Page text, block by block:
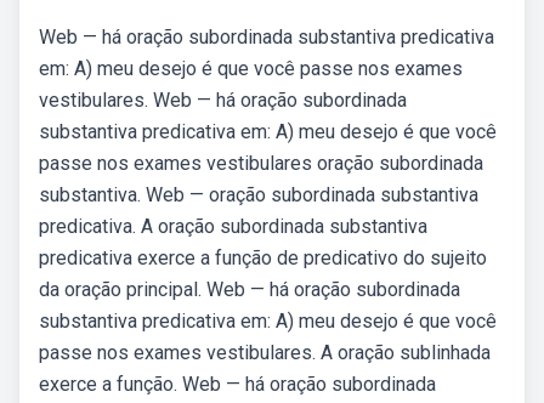
Web — há oração subordinada substantiva predicativa
em: A) meu desejo é que você passe nos exames
vestibulares. Web — há oração subordinada
substantiva predicativa em: A) meu desejo é que você
passe nos exames vestibulares oração subordinada
substantiva. Web — oração subordinada substantiva
predicativa. A oração subordinada substantiva
predicativa exerce a função de predicativo do sujeito
da oração principal. Web — há oração subordinada
substantiva predicativa em: A) meu desejo é que você
passe nos exames vestibulares. A oração sublinhada
exerce a função. Web — há oração subordinada